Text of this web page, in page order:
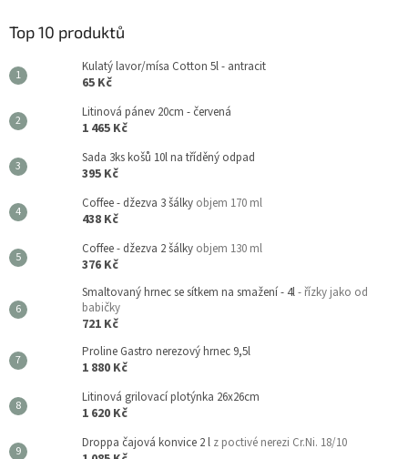
Top 10 produktů
Kulatý lavor/mísa Cotton 5l - antracit
65 Kč
Litinová pánev 20cm - červená
1 465 Kč
Sada 3ks košů 10l na tříděný odpad
395 Kč
Coffee - džezva 3 šálky objem 170 ml
438 Kč
Coffee - džezva 2 šálky objem 130 ml
376 Kč
Smaltovaný hrnec se sítkem na smažení - 4l- řízky jako od
babičky
721 Kč
Proline Gastro nerezový hrnec 9,5l
1 880 Kč
Litinová grilovací plotýnka 26x26cm
1 620 Kč
Droppa čajová konvice 2 l z poctivé nerezi Cr.Ni. 18/10